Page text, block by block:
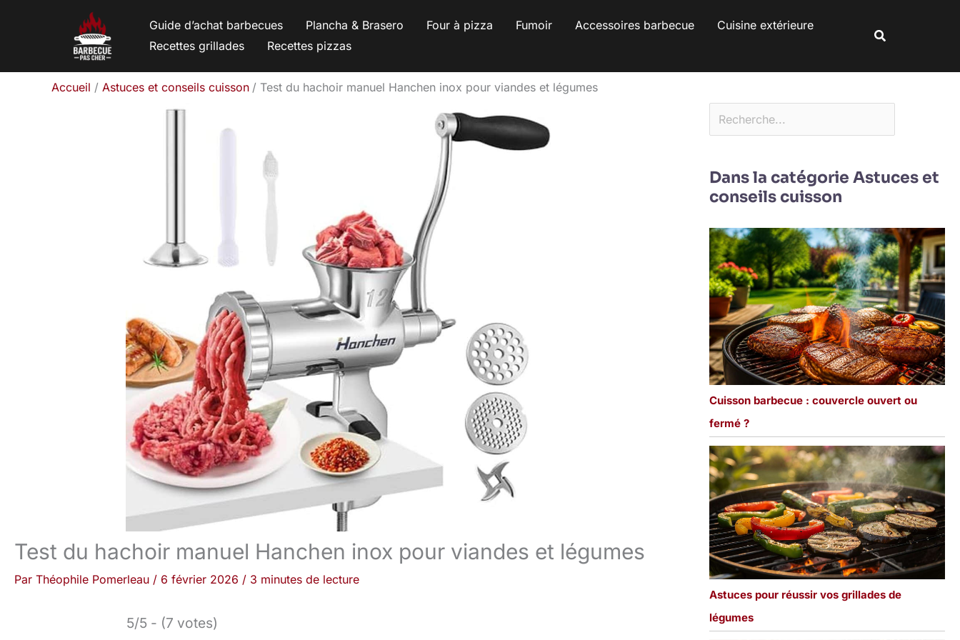
Guide d’achat barbecues Plancha & Brasero Four à pizza Fumoir Accessoires barbecue
Cuisine extérieure
Recettes grillades
Recettes pizzas
Rechercher
Accueil Astuces et conseils cuisson Test du hachoir manuel Hanchen inox pour viandes et légumes
Test du hachoir manuel Hanchen inox pour viandes et légumes
Par Théophile Pomerleau / 6 février 2026 / 3 minutes de lecture
5/5 - (7 votes)
Dans la catégorie Astuces et
conseils cuisson
Cuisson barbecue : couvercle ouvert ou
fermé ?
Astuces pour réussir vos grillades de
légumes